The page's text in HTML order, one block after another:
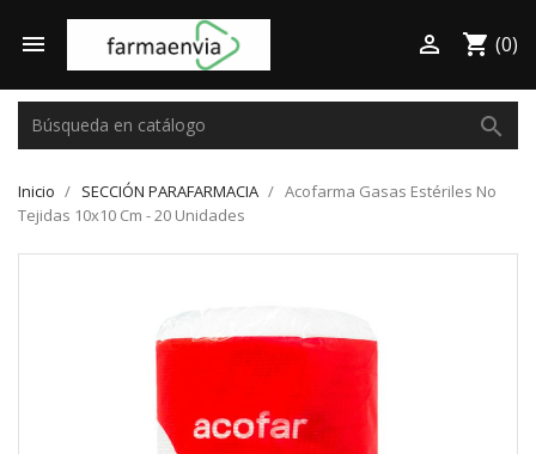
 shopping_cart (0)

search
Inicio SECCIÓN PARAFARMACIA
Acofarma Gasas Estériles No
Tejidas 10x10 Cm - 20 Unidades